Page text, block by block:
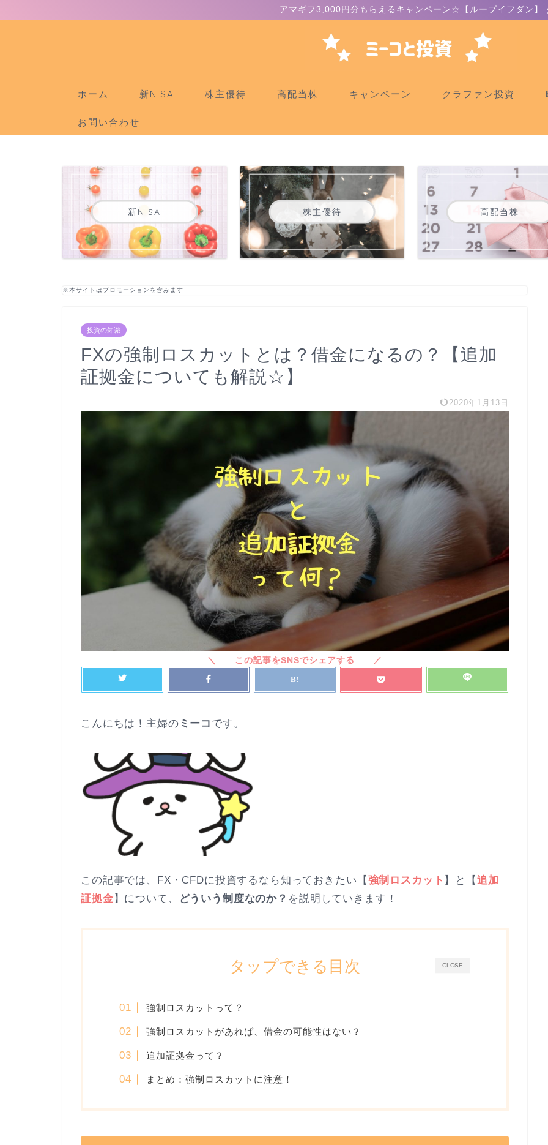
アマギフ3,000円分もらえるキャンペーン☆【ループイフダン】
ホーム 新NISA 株主優待 高配当株 キャンペーン クラファン投資
お問い合わせ
新NISA 株主優待 高配当株
※本サイトはプロモーションを含みます
投資の知識
FXの強制ロスカットとは？借金になるの？【追加
証拠金についても解説☆】
2020年1月13日
こんにちは！主婦の ミーコ です。
この記事では、FX・CFDに投資するなら知っておきたい【 強制ロスカット 】と【 追加
証拠金 】について、 どういう制度なのか？ を説明していきます！
CLOSE
タップできる目次
強制ロスカットって？
強制ロスカットがあれば、借金の可能性はない？
追加証拠金って？
まとめ：強制ロスカットに注意！